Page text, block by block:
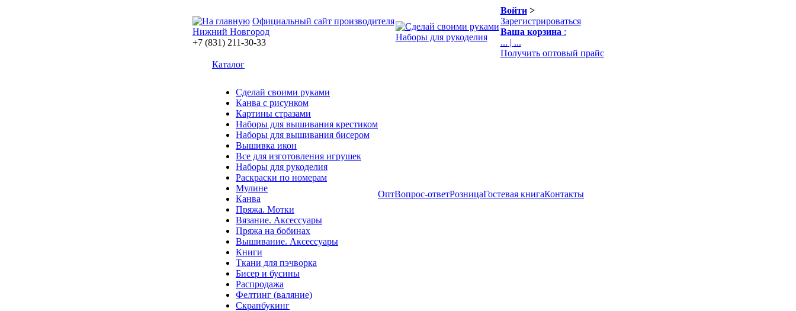
Официальный сайт производителя
Нижний Новгород
+7 (831) 211-30-33
Наборы для рукоделия
Войти>
Зарегистрироваться
Ваша корзина :
... | ...
Получить оптовый прайс
Каталог
Сделай своими руками
Канва с рисунком
Картины стразами
Наборы для вышивания крестиком
Наборы для вышивания бисером
Вышивка икон
Все для изготовления игрушек
Наборы для рукоделия
Раскраски по номерам
Мулине
Канва
Пряжа. Мотки
Вязание. Аксессуары
Пряжа на бобинах
Вышивание. Аксессуары
Книги
Ткани для пэчворка
Бисер и бусины
Распродажа
Фелтинг (валяние)
Скрапбукинг
ОптВопрос-ответРозницаГостевая книгаКонтакты